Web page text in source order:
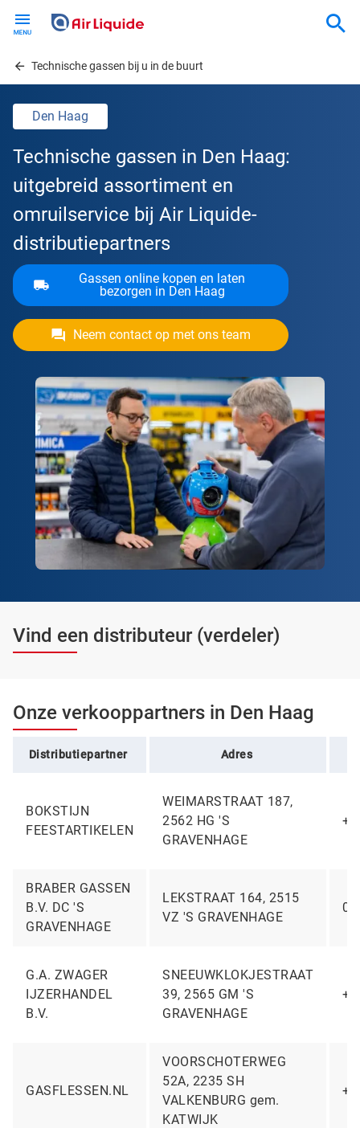
contentTechnische gassen bij u in de buurt
Den Haag
Technische gassen in Den Haag:
uitgebreid assortiment en
omruilservice bij Air Liquide-
distributiepartners
Gassen online kopen en laten
bezorgen in Den Haag
Neem contact op met ons team
Vind een distributeur (verdeler)
Onze verkooppartners in Den Haag
Distributiepartner Adres
BOKSTIJN
FEESTARTIKELEN
WEIMARSTRAAT 187,
2562 HG 'S
GRAVENHAGE
BRABER GASSEN
B.V. DC 'S
GRAVENHAGE
LEKSTRAAT 164, 2515
VZ 'S GRAVENHAGE
G.A. ZWAGER
IJZERHANDEL
B.V.
SNEEUWKLOKJESTRAAT
39, 2565 GM 'S
GRAVENHAGE
GASFLESSEN.NL
VOORSCHOTERWEG
52A, 2235 SH
VALKENBURG gem.
KATWIJK